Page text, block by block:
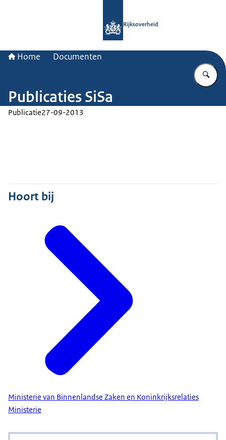
Rijksoverheid
Home Documenten
Publicaties SiSa
Publicatie27-09-2013
Hoort bij
Ministerie van Binnenlandse Zaken en Koninkrijksrelaties
Ministerie